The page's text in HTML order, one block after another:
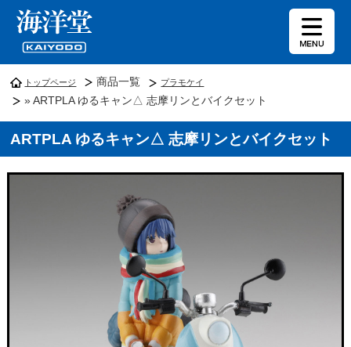
トップページ 商品一覧 プラモケイ
» ARTPLA ゆるキャン△ 志摩リンとバイクセット
ARTPLA ゆるキャン△ 志摩リンとバイクセット